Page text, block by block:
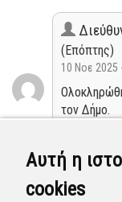
Αυτή η
cookies
(Επόπτης)
10 Νοε 2025
τον Δήμο.